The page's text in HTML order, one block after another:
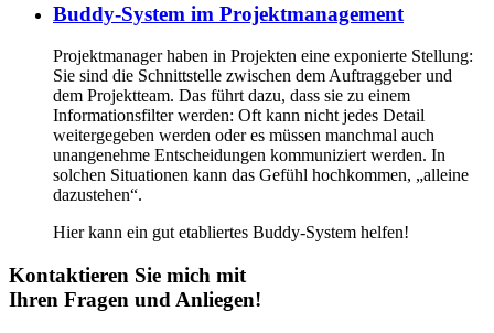
Buddy-System im Projektmanagement
Projektmanager haben in Projekten eine exponierte Stellung:
Sie sind die Schnittstelle zwischen dem Auftraggeber und
dem Projektteam. Das führt dazu, dass sie zu einem
Informationsfilter werden: Oft kann nicht jedes Detail
weitergegeben werden oder es müssen manchmal auch
unangenehme Entscheidungen kommuniziert werden. In
solchen Situationen kann das Gefühl hochkommen, „alleine
dazustehen“.
Hier kann ein gut etabliertes Buddy-System helfen!
Kontaktieren Sie mich mit
Ihren Fragen und Anliegen!